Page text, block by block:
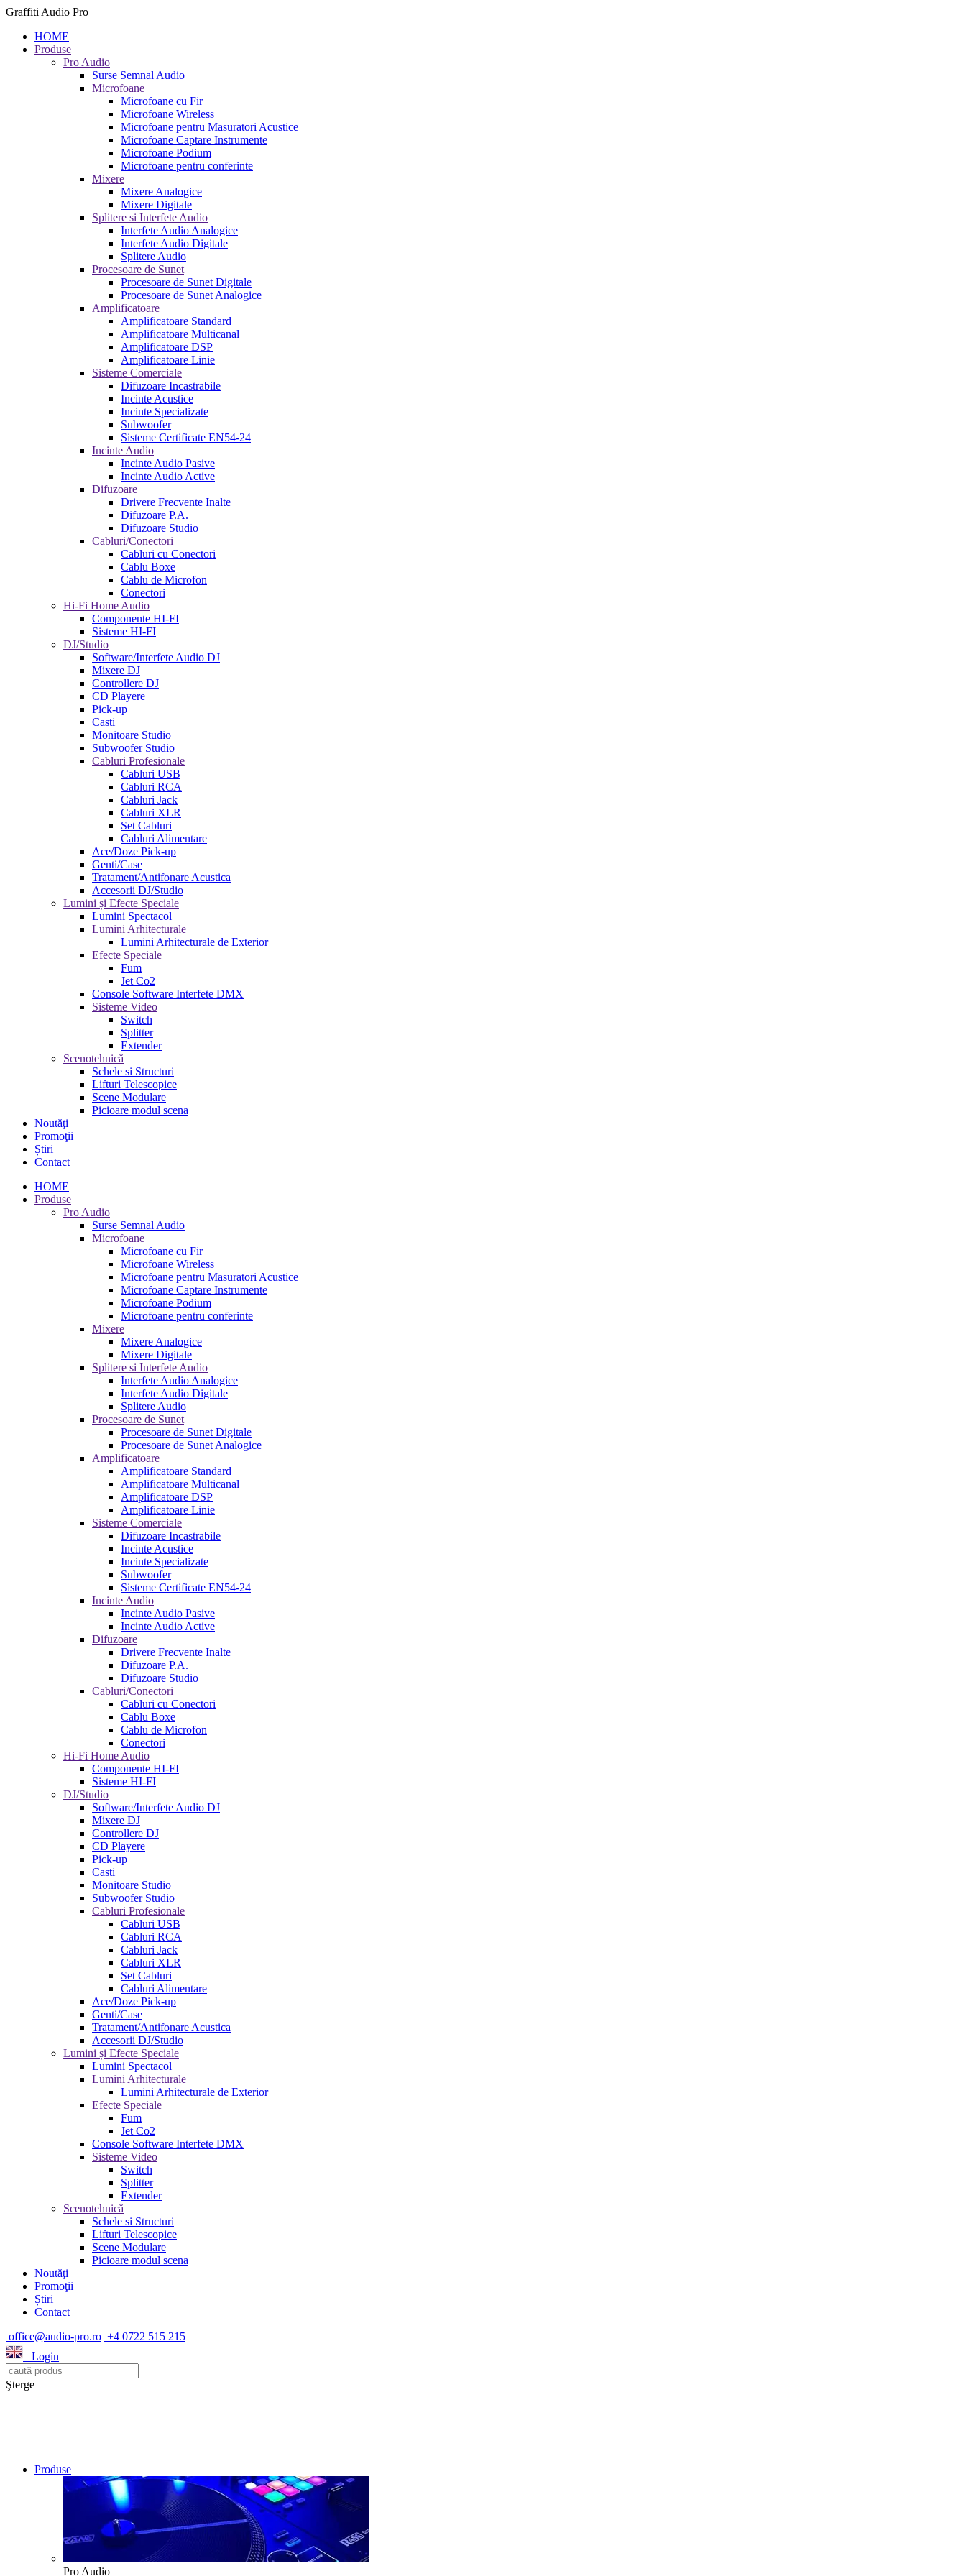
Graffiti Audio Pro
HOME
Produse
Pro Audio
Surse Semnal Audio
Microfoane
Microfoane cu Fir
Microfoane Wireless
Microfoane pentru Masuratori Acustice
Microfoane Captare Instrumente
Microfoane Podium
Microfoane pentru conferinte
Mixere
Mixere Analogice
Mixere Digitale
Splitere si Interfete Audio
Interfete Audio Analogice
Interfete Audio Digitale
Splitere Audio
Procesoare de Sunet
Procesoare de Sunet Digitale
Procesoare de Sunet Analogice
Amplificatoare
Amplificatoare Standard
Amplificatoare Multicanal
Amplificatoare DSP
Amplificatoare Linie
Sisteme Comerciale
Difuzoare Incastrabile
Incinte Acustice
Incinte Specializate
Subwoofer
Sisteme Certificate EN54-24
Incinte Audio
Incinte Audio Pasive
Incinte Audio Active
Difuzoare
Drivere Frecvente Inalte
Difuzoare P.A.
Difuzoare Studio
Cabluri/Conectori
Cabluri cu Conectori
Cablu Boxe
Cablu de Microfon
Conectori
Hi-Fi Home Audio
Componente HI-FI
Sisteme HI-FI
DJ/Studio
Software/Interfete Audio DJ
Mixere DJ
Controllere DJ
CD Playere
Pick-up
Casti
Monitoare Studio
Subwoofer Studio
Cabluri Profesionale
Cabluri USB
Cabluri RCA
Cabluri Jack
Cabluri XLR
Set Cabluri
Cabluri Alimentare
Ace/Doze Pick-up
Genti/Case
Tratament/Antifonare Acustica
Accesorii DJ/Studio
Lumini și Efecte Speciale
Lumini Spectacol
Lumini Arhitecturale
Lumini Arhitecturale de Exterior
Efecte Speciale
Fum
Jet Co2
Console Software Interfete DMX
Sisteme Video
Switch
Splitter
Extender
Scenotehnică
Schele si Structuri
Lifturi Telescopice
Scene Modulare
Picioare modul scena
Noutăţi
Promoţii
Știri
Contact
HOME
Produse
Pro Audio
Surse Semnal Audio
Microfoane
Microfoane cu Fir
Microfoane Wireless
Microfoane pentru Masuratori Acustice
Microfoane Captare Instrumente
Microfoane Podium
Microfoane pentru conferinte
Mixere
Mixere Analogice
Mixere Digitale
Splitere si Interfete Audio
Interfete Audio Analogice
Interfete Audio Digitale
Splitere Audio
Procesoare de Sunet
Procesoare de Sunet Digitale
Procesoare de Sunet Analogice
Amplificatoare
Amplificatoare Standard
Amplificatoare Multicanal
Amplificatoare DSP
Amplificatoare Linie
Sisteme Comerciale
Difuzoare Incastrabile
Incinte Acustice
Incinte Specializate
Subwoofer
Sisteme Certificate EN54-24
Incinte Audio
Incinte Audio Pasive
Incinte Audio Active
Difuzoare
Drivere Frecvente Inalte
Difuzoare P.A.
Difuzoare Studio
Cabluri/Conectori
Cabluri cu Conectori
Cablu Boxe
Cablu de Microfon
Conectori
Hi-Fi Home Audio
Componente HI-FI
Sisteme HI-FI
DJ/Studio
Software/Interfete Audio DJ
Mixere DJ
Controllere DJ
CD Playere
Pick-up
Casti
Monitoare Studio
Subwoofer Studio
Cabluri Profesionale
Cabluri USB
Cabluri RCA
Cabluri Jack
Cabluri XLR
Set Cabluri
Cabluri Alimentare
Ace/Doze Pick-up
Genti/Case
Tratament/Antifonare Acustica
Accesorii DJ/Studio
Lumini și Efecte Speciale
Lumini Spectacol
Lumini Arhitecturale
Lumini Arhitecturale de Exterior
Efecte Speciale
Fum
Jet Co2
Console Software Interfete DMX
Sisteme Video
Switch
Splitter
Extender
Scenotehnică
Schele si Structuri
Lifturi Telescopice
Scene Modulare
Picioare modul scena
Noutăţi
Promoţii
Știri
Contact
office@audio-pro.ro +4 0722 515 215
Login
Şterge
Produse
Pro Audio